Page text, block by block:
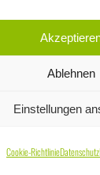
Ablehnen
Einstellungen
Cookie-RichtlinieDatenschutz
die